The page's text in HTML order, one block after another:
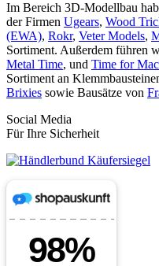
Im Bereich 3D-Modellbau
der Firmen Ugears, Wood
(EWA), Rokr, Veter Models,
Sortiment. Außerdem führen
Metal Time, und Time for
Sortiment an
Brixies sowie Bausätze von
Social Media
Für Ihre Sicherheit